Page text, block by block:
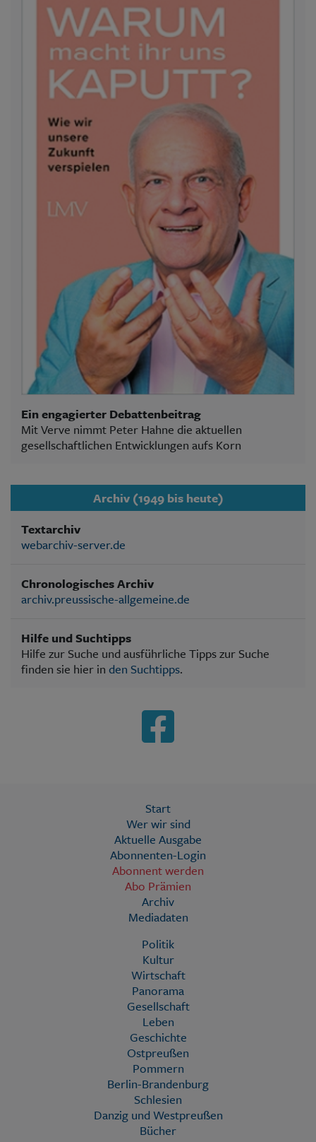
Ein engagierter Debattenbeitrag
Mit Verve nimmt Peter Hahne die aktuellen
gesellschaftlichen Entwicklungen aufs Korn
Archiv (1949 bis heute)
Textarchiv
webarchiv-server.de
Chronologisches Archiv
archiv.preussische-allgemeine.de
Hilfe und Suchtipps
Hilfe zur Suche und ausführliche Tipps zur Suche
finden sie hier in den Suchtipps.
Start
Wer wir sind
Aktuelle Ausgabe
Abonnenten-Login
Abonnent werden
Abo Prämien
Archiv
Mediadaten
Politik
Kultur
Wirtschaft
Panorama
Gesellschaft
Leben
Geschichte
Ostpreußen
Pommern
Berlin-Brandenburg
Schlesien
Danzig und Westpreußen
Bücher